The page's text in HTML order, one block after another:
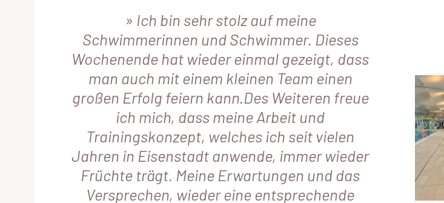
Ich bin sehr stolz auf meine
Schwimmerinnen und Schwimmer. Dieses
Wochenende hat wieder einmal gezeigt, dass
man auch mit einem kleinen Team einen
großen Erfolg feiern kann.Des Weiteren freue
ich mich, dass meine Arbeit und
Trainingskonzept, welches ich seit vielen
Jahren in Eisenstadt anwende, immer wieder
Früchte trägt. Meine Erwartungen und das
Versprechen, wieder eine entsprechende